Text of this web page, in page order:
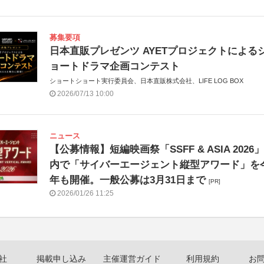
募集要項
日本直販プレゼンツ AYETプロジェクトによる
ョートドラマ企画コンテスト
ショートショート実行委員会、日本直販株式会社、LIFE LOG BOX
2026/07/13 10:00
ニュース
【公募情報】短編映画祭「SSFF & ASIA 2026」
内で「サイバーエージェント縦型アワード」を
年も開催。一般公募は3月31日まで [PR]
2026/01/26 11:25
掲載申し込み 主催運営ガイド 利用規約 お